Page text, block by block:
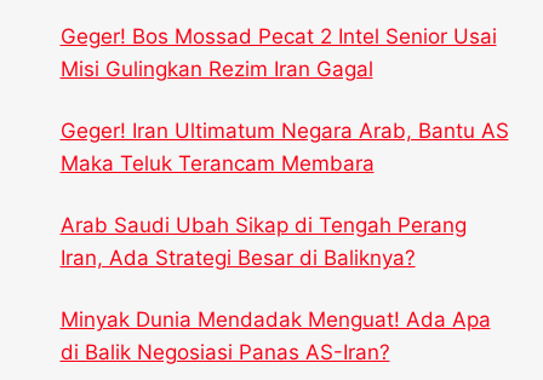
Geger! Bos Mossad Pecat 2 Intel Senior Usai
Misi Gulingkan Rezim Iran Gagal
Geger! Iran Ultimatum Negara Arab, Bantu AS
Maka Teluk Terancam Membara
Arab Saudi Ubah Sikap di Tengah Perang
Iran, Ada Strategi Besar di Baliknya?
Minyak Dunia Mendadak Menguat! Ada Apa
di Balik Negosiasi Panas AS-Iran?